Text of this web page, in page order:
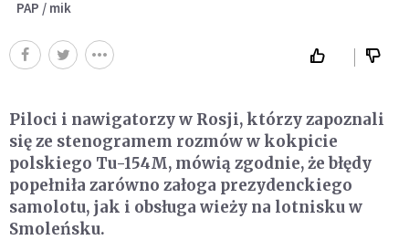
PAP / mik
Piloci i nawigatorzy w Rosji, którzy zapoznali
się ze stenogramem rozmów w kokpicie
polskiego Tu-154M, mówią zgodnie, że błędy
popełniła zarówno załoga prezydenckiego
samolotu, jak i obsługa wieży na lotnisku w
Smoleńsku.